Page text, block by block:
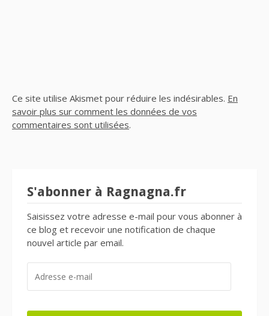
Ce site utilise Akismet pour réduire les indésirables. En
savoir plus sur comment les données de vos
commentaires sont utilisées.
S'abonner à Ragnagna.fr
Saisissez votre adresse e-mail pour vous abonner à
ce blog et recevoir une notification de chaque
nouvel article par email.
MAIL